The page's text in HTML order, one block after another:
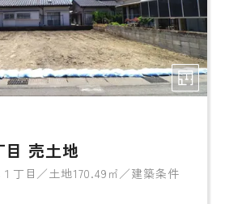
目 売土地
丁目／土地170.49㎡／建築条件